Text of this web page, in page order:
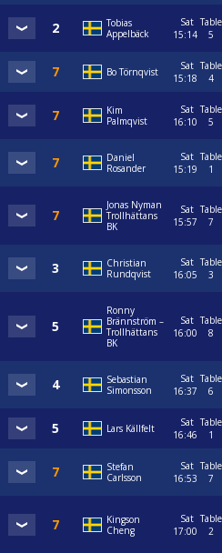
Tobias
Appelbäck
Sat
15:14
Table
5
Bo Törnqvist
Sat
15:18
Table
4
Kim
Palmqvist
Sat
16:10
Table
5
Daniel
Rosander
Sat
15:19
Table
1
Jonas Nyman
Trollhättans
BK
Sat
15:57
Table
7
Christian
Rundqvist
Sat
16:05
Table
3
Ronny
Brännström –
Trollhättans
BK
Sat
16:00
Table
8
Sebastian
Simonsson
Sat
16:37
Table
6
Lars Källfelt
Sat
16:46
Table
1
Stefan
Carlsson
Sat
16:53
Table
7
Kingson
Cheng
Sat
17:00
Table
2